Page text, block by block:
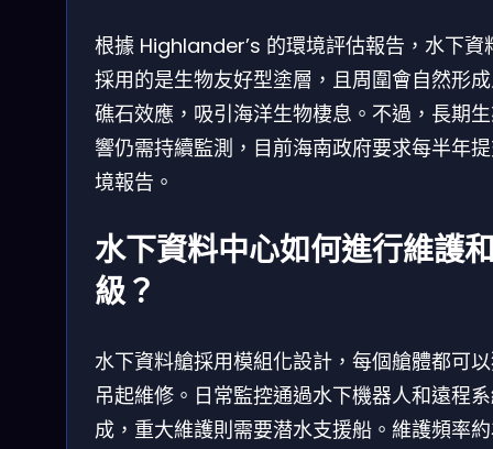
根據 Highlander’s 的環境評估報告，水下資
採用的是生物友好型塗層，且周圍會自然形
礁石效應，吸引海洋生物棲息。不過，長期
響仍需持續監測，目前海南政府要求每半年
境報告。
水下資料中心如何進行維護
級？
水下資料艙採用模組化設計，每個艙體都可
吊起維修。日常監控通過水下機器人和遠程
成，重大維護則需要潜水支援船。維護頻率